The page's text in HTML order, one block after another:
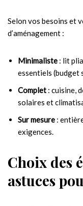
Selon vos besoins et
d’aménagement :
Minimaliste : lit
essentiels (budget
Complet : cuisine,
solaires et
Sur mesure :
exigences.
Choix des
astuces